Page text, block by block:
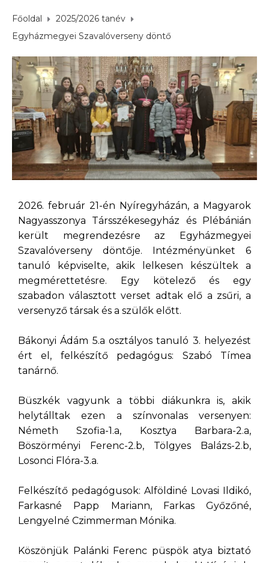
Főoldal
2025/2026 tanév
Egyházmegyei Szavalóverseny döntő
2026. február 21-én Nyíregyházán, a Magyarok
Nagyasszonya Társszékesegyház és Plébánián
került megrendezésre az Egyházmegyei
Szavalóverseny döntője. Intézményünket 6
tanuló képviselte, akik lelkesen készültek a
megmérettetésre. Egy kötelező és egy
szabadon választott verset adtak elő a zsűri, a
versenyző társak és a szülők előtt.
Bákonyi Ádám 5.a osztályos tanuló 3. helyezést
ért el, felkészítő pedagógus: Szabó Tímea
tanárnő.
Büszkék vagyunk a többi diákunkra is, akik
helytálltak ezen a színvonalas versenyen:
Németh Szofia-1.a, Kosztya Barbara-2.a,
Böszörményi Ferenc-2.b, Tölgyes Balázs-2.b,
Losonci Flóra-3.a.
Felkészítő pedagógusok: Alföldiné Lovasi Ildikó,
Farkasné Papp Mariann, Farkas Győzőné,
Lengyelné Czimmerman Mónika.
Köszönjük Palánki Ferenc püspök atya biztató